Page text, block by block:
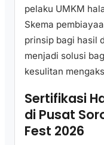
pelaku UMKM
Skema
prinsip bagi hasil
menjadi solusi
kesulitan
Sertifikasi
di Pusat
Fest 2026